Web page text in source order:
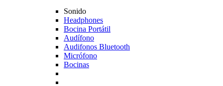
Sonido
Headphones
Bocina Portátil
Audífono
Audifonos Bluetooth
Micrófono
Bocinas